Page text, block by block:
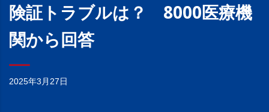
険証トラブルは？ 8000医療機
関から回答
2025年3月27日